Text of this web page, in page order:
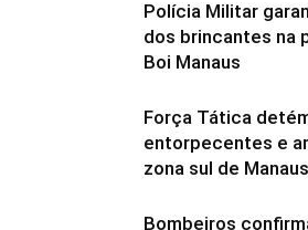
Polícia Militar
dos brincantes na
Boi Manaus
Força Tática
entorpecentes e
zona sul de Manaus
Bombeiros